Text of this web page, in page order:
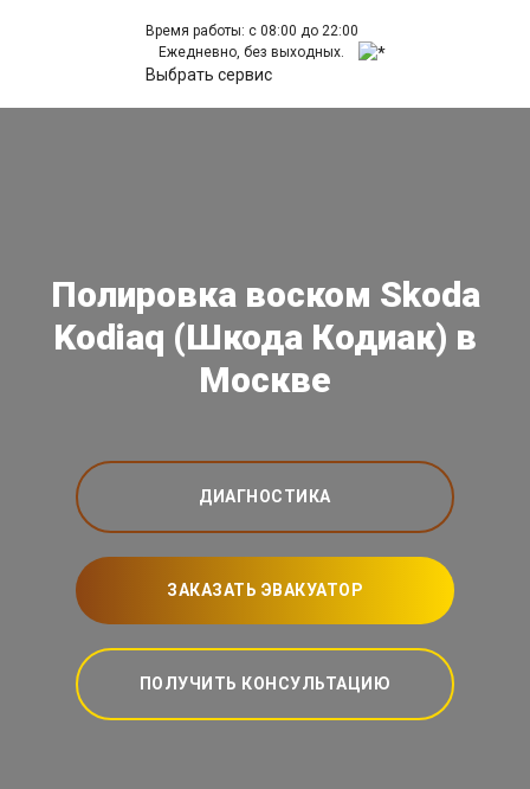
Время работы: с 08:00 до 22:00
Ежедневно, без выходных.
Выбрать сервис
Полировка воском Skoda
Kodiaq (Шкода Кодиак) в
Москве
ДИАГНОСТИКА
ЗАКАЗАТЬ ЭВАКУАТОР
ПОЛУЧИТЬ КОНСУЛЬТАЦИЮ